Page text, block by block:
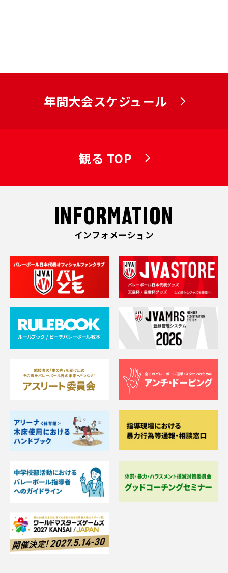
年間大会スケジュール
観る TOP
INFORMATION
インフォメーション